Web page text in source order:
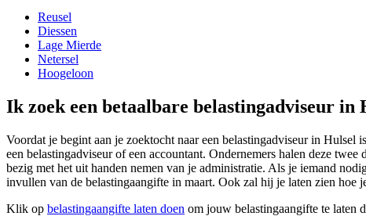
Reusel
Diessen
Lage Mierde
Netersel
Hoogeloon
Ik zoek een betaalbare belastingadviseur
Voordat je begint aan je zoektocht naar een belastingadviseur in
een belastingadviseur of een accountant. Ondernemers halen deze
bezig met het uit handen nemen van je administratie. Als je iemand
invullen van de belastingaangifte in maart. Ook zal hij je laten zien hoe
Klik op belastingaangifte laten doen om jouw belastingaangifte te laten